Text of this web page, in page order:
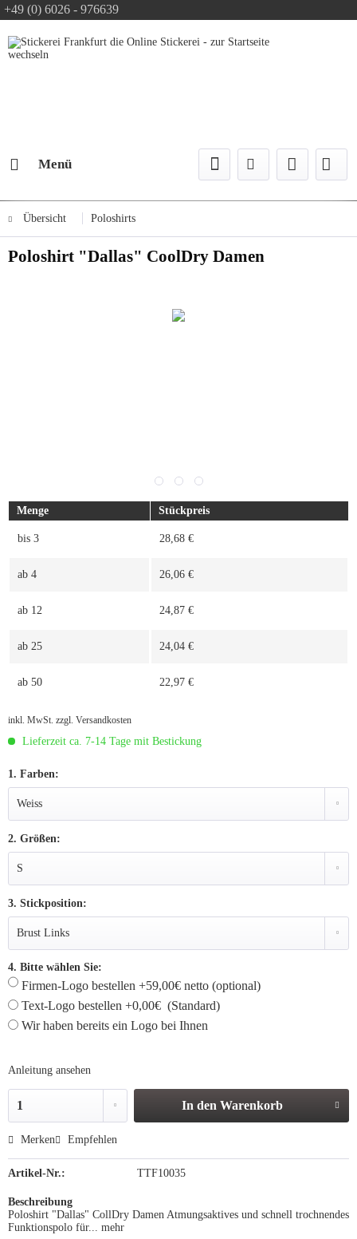
+49 (0) 6026 - 976639
Text-Logo kostenlos
Logo Konfiguration
Menü
Übersicht Poloshirts
Poloshirt "Dallas" CoolDry Damen
Menge Stückpreis
bis 3 28,68 €
ab 4 26,06 €
ab 12 24,87 €
ab 25 24,04 €
ab 50 22,97 €
inkl. MwSt. zzgl. Versandkosten
Lieferzeit ca. 7-14 Tage mit Bestickung
1. Farben:
2. Größen:
3. Stickposition:
4. Bitte wählen Sie:
Firmen-Logo bestellen +59,00€ netto (optional)
Text-Logo bestellen +0,00€ (Standard)
Wir haben bereits ein Logo bei Ihnen
Anleitung ansehen
In den Warenkorb
Merken Empfehlen
Artikel-Nr.: TTF10035
Beschreibung
Poloshirt "Dallas" CollDry Damen Atmungsaktives und schnell trochnendes
Funktionspolo für... mehr